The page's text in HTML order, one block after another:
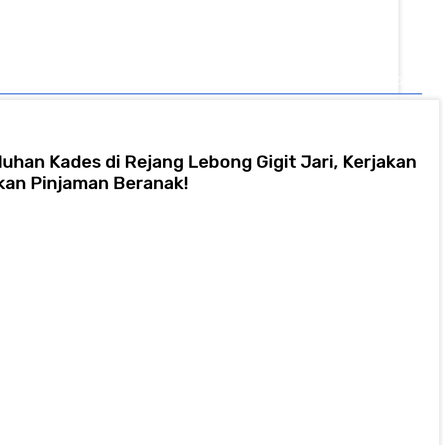
Kades di Rejang Lebong Gigit Jari, Kerjakan
Pinjaman Beranak!